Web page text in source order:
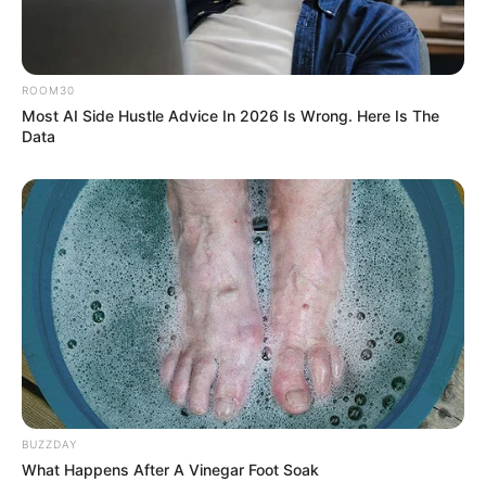
ROOM30
Most AI Side Hustle Advice In 2026 Is Wrong. Here Is The
Data
BUZZDAY
What Happens After A Vinegar Foot Soak